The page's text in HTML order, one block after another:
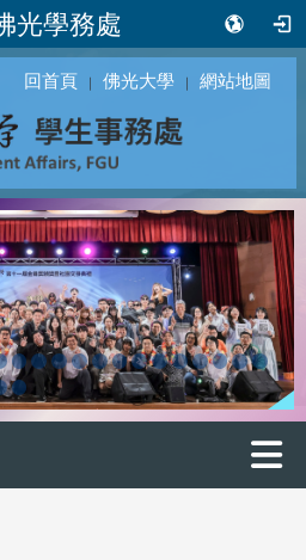
光學務處
回首頁 ｜ 佛光大學 ｜ 網站地圖